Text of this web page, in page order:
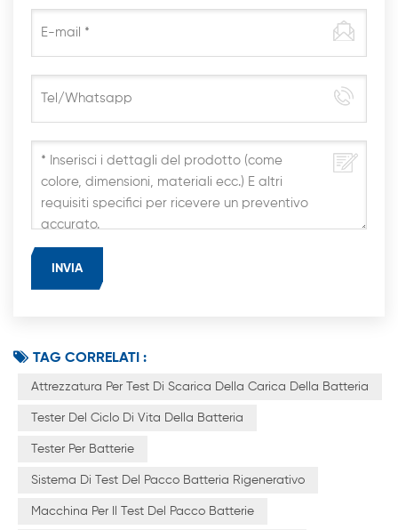
TAG CORRELATI :
Attrezzatura Per Test Di Scarica Della Carica Della Batteria
Tester Del Ciclo Di Vita Della Batteria
Tester Per Batterie
Sistema Di Test Del Pacco Batteria Rigenerativo
Macchina Per Il Test Del Pacco Batterie